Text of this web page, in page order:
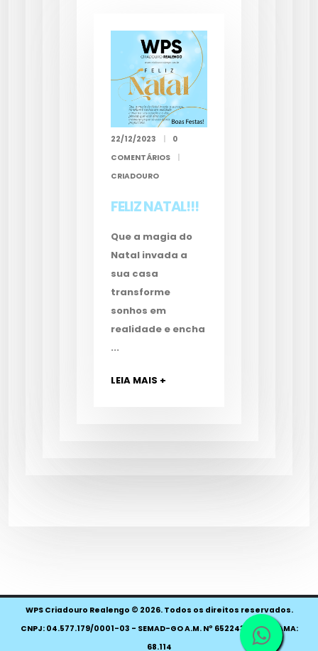
22/12/2023
0
COMENTÁRIOS
CRIADOURO
FELIZ NATAL!!!
Que a magia do
Natal invada a
sua casa
transforme
sonhos em
realidade e encha
...
LEIA MAIS +
WPS Criadouro Realengo © 2026. Todos os direitos reservados.
CNPJ: 04.577.179/0001-03 - SEMAD-GO A.M. Nº 652243 - CTF IBAMA:
68.114